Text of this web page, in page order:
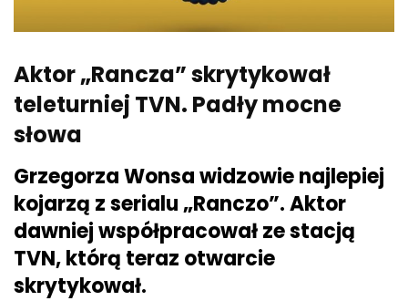
Aktor „Rancza” skrytykował
teleturniej TVN. Padły mocne
słowa
Grzegorza Wonsa widzowie najlepiej
kojarzą z serialu „Ranczo”. Aktor
dawniej współpracował ze stacją
TVN, którą teraz otwarcie
skrytykował.